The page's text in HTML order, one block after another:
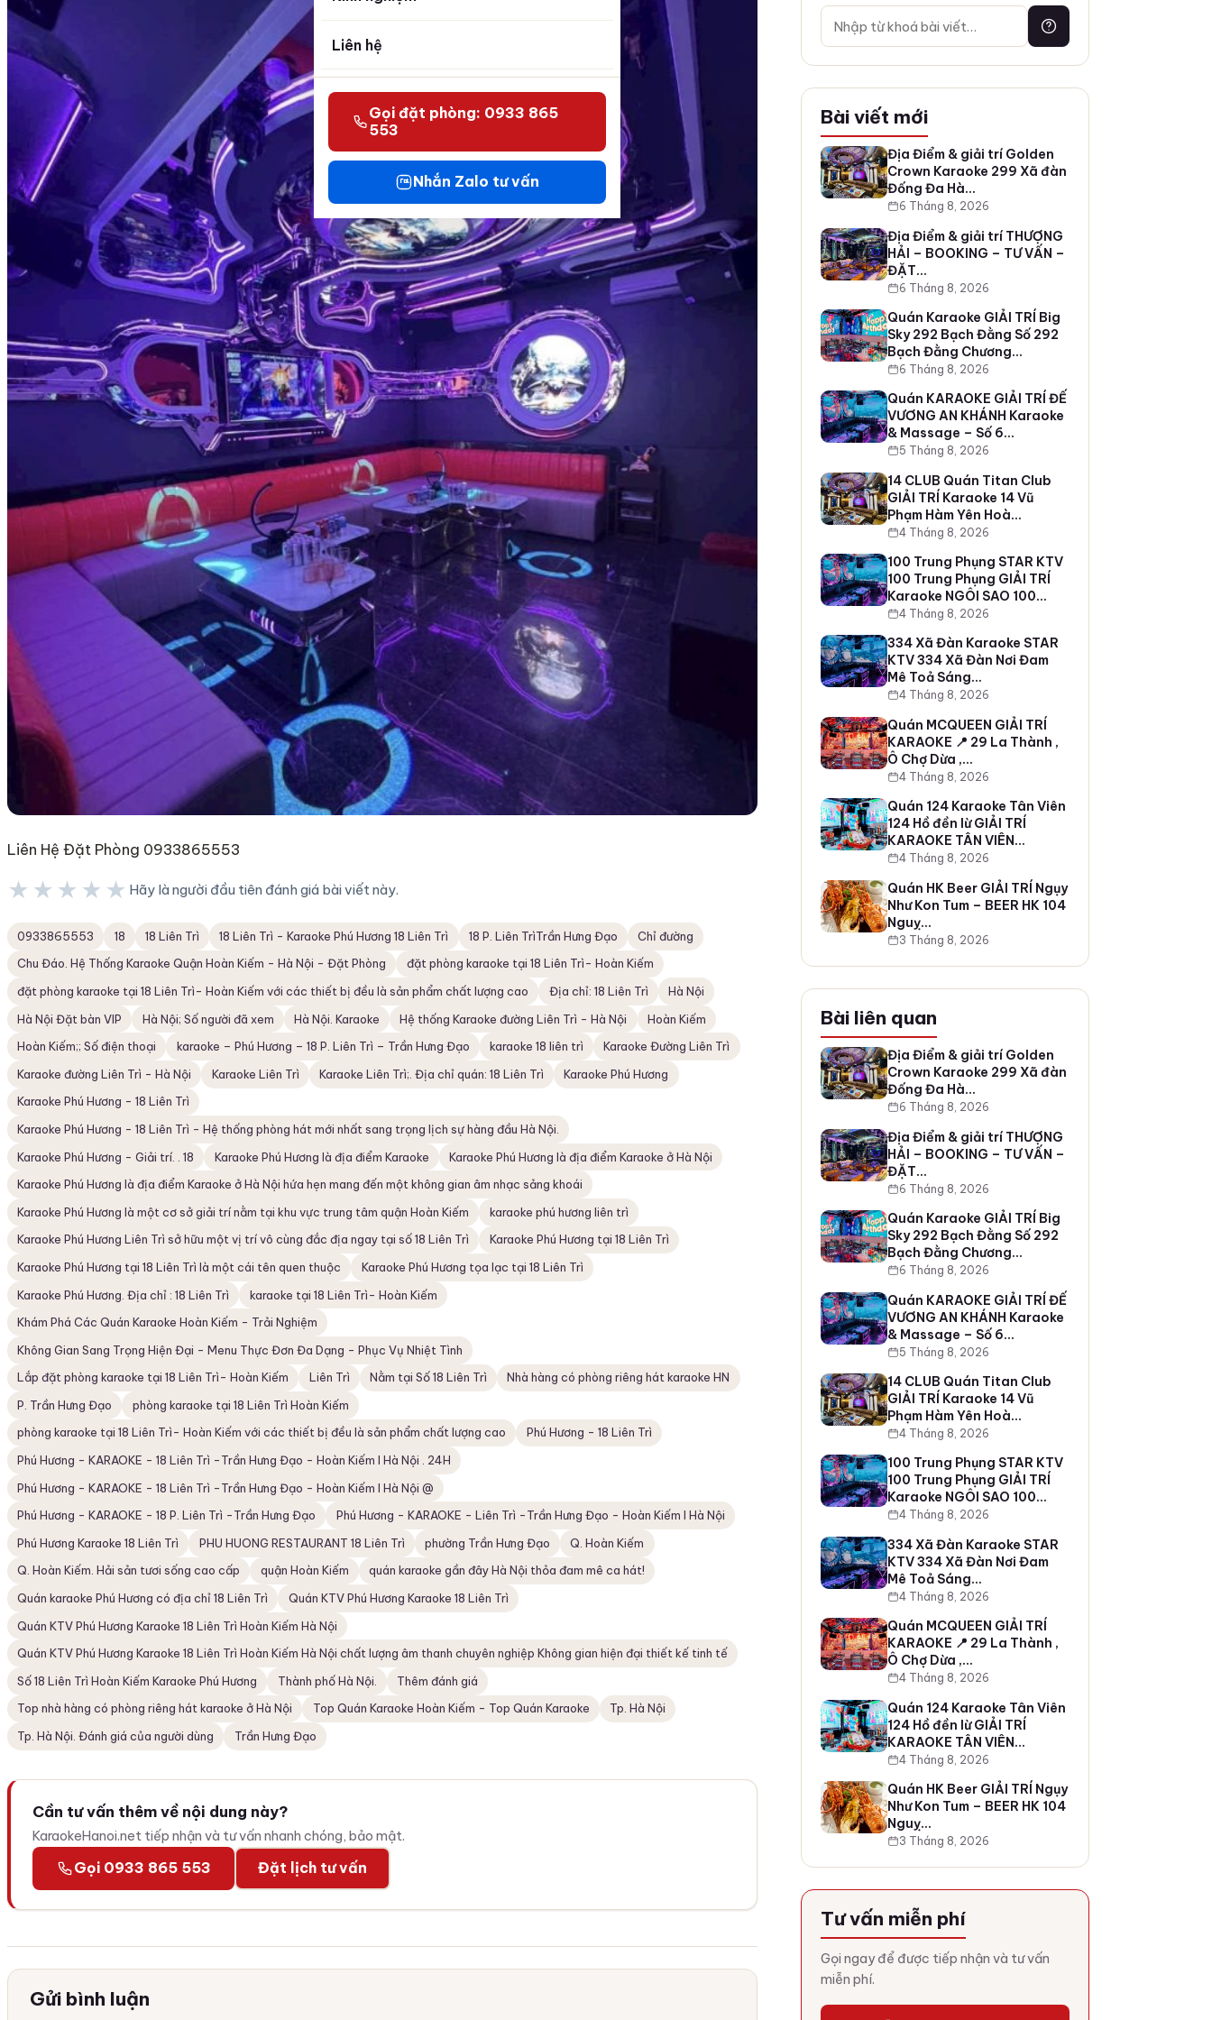
Liên hệ
Gọi đặt phòng: 0933 865
553
Nhắn Zalo tư vấn
Liên Hệ Đặt Phòng 0933865553
★★★★★ Hãy là người đầu tiên đánh giá bài viết này.
0933865553 18 18 Liên Trì 18 Liên Trì - Karaoke Phú Hương 18 Liên Trì 18 P. Liên TrìTrần Hưng Đạo
Chỉ đường
Chu Đáo. Hệ Thống Karaoke Quận Hoàn Kiếm - Hà Nội - Đặt Phòng
đặt phòng karaoke tại 18 Liên Trì- Hoàn Kiếm
đặt phòng karaoke tại 18 Liên Trì- Hoàn Kiếm với các thiết bị đều là sản phẩm chất lượng cao
Địa chỉ: 18 Liên Trì
Hà Nội
Hà Nội Đặt bàn VIP
Hà Nội; Số người đã xem Hà Nội. Karaoke Hệ thống Karaoke đường Liên Trì - Hà Nội
Hoàn Kiếm
Hoàn Kiếm;; Số điện thoại
karaoke – Phú Hương – 18 P. Liên Trì – Trần Hưng Đạo karaoke 18 liên trì
Karaoke Đường Liên Trì
Karaoke đường Liên Trì - Hà Nội
Karaoke Liên Trì Karaoke Liên Trì;. Địa chỉ quán: 18 Liên Trì
Karaoke Phú Hương
Karaoke Phú Hương - 18 Liên Trì
Karaoke Phú Hương - 18 Liên Trì - Hệ thống phòng hát mới nhất sang trọng lịch sự hàng đầu Hà Nội.
Karaoke Phú Hương - Giải trí. . 18
Karaoke Phú Hương là địa điểm Karaoke
Karaoke Phú Hương là địa điểm Karaoke ở Hà Nội
Karaoke Phú Hương là địa điểm Karaoke ở Hà Nội hứa hẹn mang đến một không gian âm nhạc sảng khoái
Karaoke Phú Hương là một cơ sở giải trí nằm tại khu vực trung tâm quận Hoàn Kiếm
karaoke phú hương liên trì
Karaoke Phú Hương Liên Trì sở hữu một vị trí vô cùng đắc địa ngay tại số 18 Liên Trì
Karaoke Phú Hương tại 18 Liên Trì
Karaoke Phú Hương tại 18 Liên Trì là một cái tên quen thuộc
Karaoke Phú Hương tọa lạc tại 18 Liên Trì
Karaoke Phú Hương. Địa chỉ : 18 Liên Trì
karaoke tại 18 Liên Trì- Hoàn Kiếm
Khám Phá Các Quán Karaoke Hoàn Kiếm - Trải Nghiệm
Không Gian Sang Trọng Hiện Đại - Menu Thực Đơn Đa Dạng - Phục Vụ Nhiệt Tình
Lắp đặt phòng karaoke tại 18 Liên Trì- Hoàn Kiếm
Liên Trì Nằm tại Số 18 Liên Trì
Nhà hàng có phòng riêng hát karaoke HN
P. Trần Hưng Đạo
phòng karaoke tại 18 Liên Trì Hoàn Kiếm
phòng karaoke tại 18 Liên Trì- Hoàn Kiếm với các thiết bị đều là sản phẩm chất lượng cao
Phú Hương - 18 Liên Trì
Phú Hương - KARAOKE - 18 Liên Trì -Trần Hưng Đạo - Hoàn Kiếm I Hà Nội . 24H
Phú Hương - KARAOKE - 18 Liên Trì -Trần Hưng Đạo - Hoàn Kiếm I Hà Nội @
Phú Hương - KARAOKE - 18 P. Liên Trì -Trần Hưng Đạo
Phú Hương - KARAOKE - Liên Trì -Trần Hưng Đạo - Hoàn Kiếm I Hà Nội
Phú Hương Karaoke 18 Liên Trì
PHU HUONG RESTAURANT 18 Liên Trì phường Trần Hưng Đạo
Q. Hoàn Kiếm
Q. Hoàn Kiếm. Hải sản tươi sống cao cấp
quận Hoàn Kiếm
quán karaoke gần đây Hà Nội thỏa đam mê ca hát!
Quán karaoke Phú Hương có địa chỉ 18 Liên Trì
Quán KTV Phú Hương Karaoke 18 Liên Trì
Quán KTV Phú Hương Karaoke 18 Liên Trì Hoàn Kiếm Hà Nội
Quán KTV Phú Hương Karaoke 18 Liên Trì Hoàn Kiếm Hà Nội chất lượng âm thanh chuyên nghiệp Không gian hiện đại thiết kế tinh tế
Số 18 Liên Trì Hoàn Kiếm Karaoke Phú Hương
Thành phố Hà Nội.
Thêm đánh giá
Top nhà hàng có phòng riêng hát karaoke ở Hà Nội
Top Quán Karaoke Hoàn Kiếm - Top Quán Karaoke
Tp. Hà Nội
Tp. Hà Nội. Đánh giá của người dùng
Trần Hưng Đạo
Cần tư vấn thêm về nội dung này?
KaraokeHanoi.net tiếp nhận và tư vấn nhanh chóng, bảo mật.
Gọi 0933 865 553 Đặt lịch tư vấn
Gửi bình luận
Bài viết mới
Địa Điểm & giải trí Golden
Crown Karaoke 299 Xã đàn
Đống Đa Hà…
6 Tháng 8, 2026
Địa Điểm & giải trí THƯỢNG
HẢI – BOOKING – TƯ VẤN –
ĐẶT…
6 Tháng 8, 2026
Quán Karaoke GIẢI TRÍ Big
Sky 292 Bạch Đằng Số 292
Bạch Đằng Chương…
6 Tháng 8, 2026
Quán KARAOKE GIẢI TRÍ ĐẾ
VƯƠNG AN KHÁNH Karaoke
& Massage – Số 6…
5 Tháng 8, 2026
14 CLUB Quán Titan Club
GIẢI TRÍ Karaoke 14 Vũ
Phạm Hàm Yên Hoà…
4 Tháng 8, 2026
100 Trung Phụng STAR KTV
100 Trung Phụng GIẢI TRÍ
Karaoke NGÔI SAO 100…
4 Tháng 8, 2026
334 Xã Đàn Karaoke STAR
KTV 334 Xã Đàn Nơi Đam
Mê Toả Sáng…
4 Tháng 8, 2026
Quán MCQUEEN GIẢI TRÍ
KARAOKE 📍 29 La Thành ,
Ô Chợ Dừa ,…
4 Tháng 8, 2026
Quán 124 Karaoke Tân Viên
124 Hồ đền lừ GIẢI TRÍ
KARAOKE TÂN VIÊN…
4 Tháng 8, 2026
Quán HK Beer GIẢI TRÍ Ngụy
Như Kon Tum – BEER HK 104
Nguỵ…
3 Tháng 8, 2026
Bài liên quan
Địa Điểm & giải trí Golden
Crown Karaoke 299 Xã đàn
Đống Đa Hà…
6 Tháng 8, 2026
Địa Điểm & giải trí THƯỢNG
HẢI – BOOKING – TƯ VẤN –
ĐẶT…
6 Tháng 8, 2026
Quán Karaoke GIẢI TRÍ Big
Sky 292 Bạch Đằng Số 292
Bạch Đằng Chương…
6 Tháng 8, 2026
Quán KARAOKE GIẢI TRÍ ĐẾ
VƯƠNG AN KHÁNH Karaoke
& Massage – Số 6…
5 Tháng 8, 2026
14 CLUB Quán Titan Club
GIẢI TRÍ Karaoke 14 Vũ
Phạm Hàm Yên Hoà…
4 Tháng 8, 2026
100 Trung Phụng STAR KTV
100 Trung Phụng GIẢI TRÍ
Karaoke NGÔI SAO 100…
4 Tháng 8, 2026
334 Xã Đàn Karaoke STAR
KTV 334 Xã Đàn Nơi Đam
Mê Toả Sáng…
4 Tháng 8, 2026
Quán MCQUEEN GIẢI TRÍ
KARAOKE 📍 29 La Thành ,
Ô Chợ Dừa ,…
4 Tháng 8, 2026
Quán 124 Karaoke Tân Viên
124 Hồ đền lừ GIẢI TRÍ
KARAOKE TÂN VIÊN…
4 Tháng 8, 2026
Quán HK Beer GIẢI TRÍ Ngụy
Như Kon Tum – BEER HK 104
Nguỵ…
3 Tháng 8, 2026
Tư vấn miễn phí
Gọi ngay để được tiếp nhận và tư vấn
miễn phí.